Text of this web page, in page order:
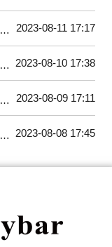
2023-08-11 17:17
2023-08-10 17:38
2023-08-09 17:11
2023-08-08 17:45